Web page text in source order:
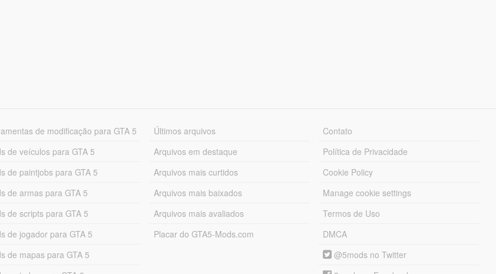
de modificação para GTA 5
de veículos para GTA 5
de paintjobs para GTA 5
de armas para GTA 5
de scripts para GTA 5
de jogador para GTA 5
de mapas para GTA 5
Últimos arquivos
Arquivos em destaque
Arquivos mais curtidos
Arquivos mais baixados
Arquivos mais avaliados
Placar do GTA5-Mods.com
Contato
Política de Privacidade
Cookie Policy
Manage cookie settings
Termos de Uso
DMCA
@5mods no Twitter